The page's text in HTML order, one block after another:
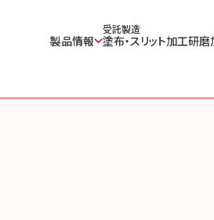
製品情報
受託製造
塗布・スリット加工研磨